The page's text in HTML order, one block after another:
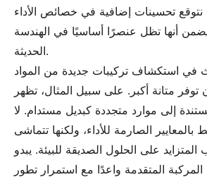
نتوقع تحسينات إضافية في خصائص الأداء
يضمن أنها تظل عنصرًا أساسيًا في الهندسة
الحديثة.
في استكشاف تركيبات جديدة من المواد
توفر متانة أكبر. على سبيل المثال، تظهر
إلى موارد متجددة كبديل مستدام. لا
الصارمة للأداء، ولكنها تتماشى
على الحلول الصديقة للبيئة. يبدو
المتقدمة واعدًا مع استمرار تطور